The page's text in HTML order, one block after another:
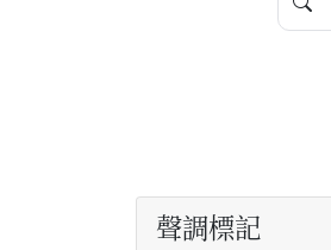
聲調標記